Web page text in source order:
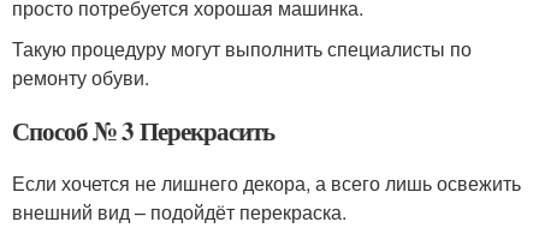
просто потребуется хорошая машинка.
Такую процедуру могут выполнить специалисты по
ремонту обуви.
Способ № 3 Перекрасить
Если хочется не лишнего декора, а всего лишь освежить
внешний вид – подойдёт перекраска.